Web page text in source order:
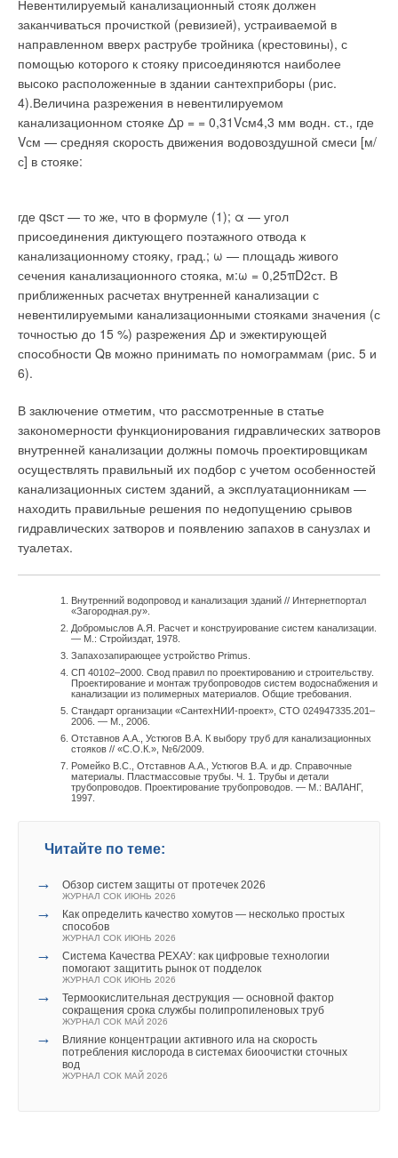
Невентилируемый канализационный стояк должен
заканчиваться прочисткой (ревизией), устраиваемой в
направленном вверх раструбе тройника (крестовины), с
помощью которого к стояку присоединяются наиболее
высоко расположенные в здании сантехприборы (рис.
4).Величина разрежения в невентилируемом
канализационном стояке Δp = = 0,31Vсм4,3 мм водн. ст., где
Vсм — средняя скорость движения водовоздушной смеси [м/
с] в стояке:
где qsст — то же, что в формуле (1); α — угол
присоединения диктующего поэтажного отвода к
канализационному стояку, град.; ω — площадь живого
сечения канализационного стояка, м:ω = 0,25πD2ст. В
приближенных расчетах внутренней канализации с
невентилируемыми канализационными стояками значения (с
точностью до 15 %) разрежения Δp и эжектирующей
способности Qв можно принимать по номограммам (рис. 5 и
6).
В заключение отметим, что рассмотренные в статье
закономерности функционирования гидравлических затворов
внутренней канализации должны помочь проектировщикам
осуществлять правильный их подбор с учетом особенностей
канализационных систем зданий, а эксплуатационникам —
находить правильные решения по недопущению срывов
гидравлических затворов и появлению запахов в санузлах и
туалетах.
Внутренний водопровод и канализация зданий // Интернетпортал
«Загородная.ру».
Добромыслов А.Я. Расчет и конструирование систем канализации.
— М.: Стройиздат, 1978.
Запахозапирающее устройство Primus.
СП 40102–2000. Свод правил по проектированию и строительству.
Проектирование и монтаж трубопроводов систем водоснабжения и
канализации из полимерных материалов. Общие требования.
Стандарт организации «СантехНИИ-проект», СТО 024947335.201–
2006. — М., 2006.
Отставнов А.А., Устюгов В.А. К выбору труб для канализационных
стояков // «С.О.К.», №6/2009.
Ромейко В.С., Отставнов А.А., Устюгов В.А. и др. Справочные
материалы. Пластмассовые трубы. Ч. 1. Трубы и детали
трубопроводов. Проектирование трубопроводов. — М.: ВАЛАНГ,
1997.
Читайте по теме:
→ Обзор систем защиты от протечек 2026
ЖУРНАЛ СОК ИЮНЬ 2026
→
Как определить качество хомутов — несколько простых
способов
ЖУРНАЛ СОК ИЮНЬ 2026
→
Система Качества РЕХАУ: как цифровые технологии
помогают защитить рынок от подделок
ЖУРНАЛ СОК ИЮНЬ 2026
→
Термоокислительная деструкция — основной фактор
сокращения срока службы полипропиленовых труб
ЖУРНАЛ СОК МАЙ 2026
→
Влияние концентрации активного ила на скорость
потребления кислорода в системах биоочистки сточных
вод
ЖУРНАЛ СОК МАЙ 2026